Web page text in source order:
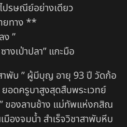
ปรษณีย์อย่างเดียว
ยทาง **
”
งเป่าปลา” แกะมือ
าพับ ” ผู้มีบุญ อายุ 93 ปี วัดก้อ
อดครูบาสูงสุดสืบพระเวทย์
ของลานช้าง แม่ทัพแห่งกสิณ
มืองจมน้ำ สำเร็จวิชาสาพับหีบ